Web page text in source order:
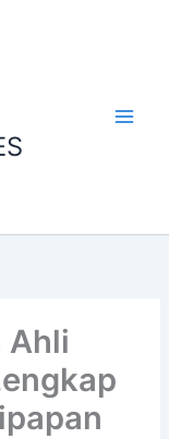
Ahli